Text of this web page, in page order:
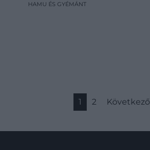
tudni érdemes.
HAMU ÉS GYÉMÁNT
1 2 Következő